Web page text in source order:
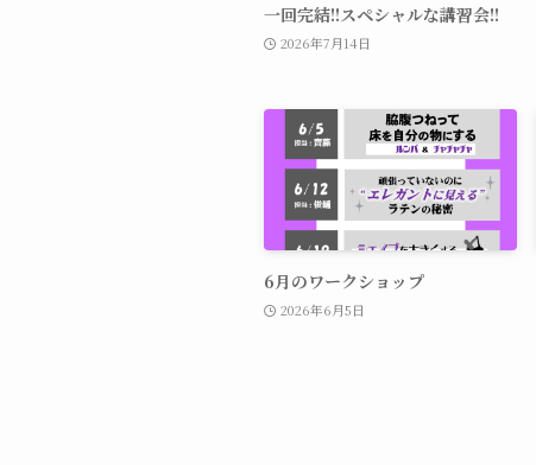
一回完結!!スペシャルな講習会!!
2026年7月14日
6月のワークショップ
2026年6月5日